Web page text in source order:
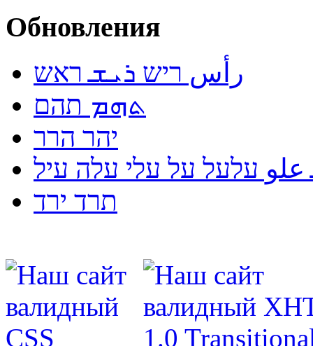
Обновления
رأس ריש ܪܝܫ ראש
ܬܗܡ תהם
יהר הרר
עלעל על עלי עלה עיל
תרד ירד